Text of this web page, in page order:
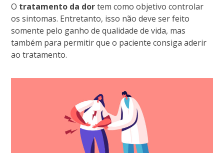
O tratamento da dortem como objetivo controlar
os sintomas. Entretanto, isso não deve ser feito
somente pelo ganho de qualidade de vida, mas
também para permitir que o paciente consiga aderir
ao tratamento.